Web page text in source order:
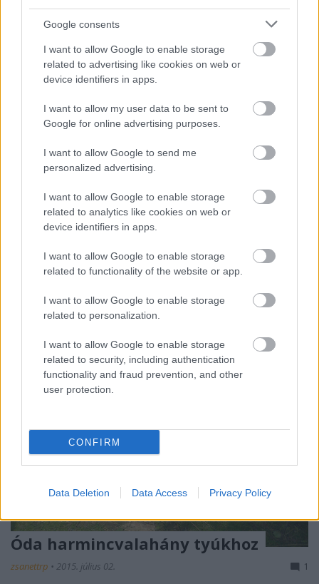
Google consents
I want to allow Google to enable storage
related to advertising like cookies on web or
device identifiers in apps.
I want to allow my user data to be sent to
Google for online advertising purposes.
I want to allow Google to send me
personalized advertising.
I want to allow Google to enable storage
related to analytics like cookies on web or
device identifiers in apps.
I want to allow Google to enable storage
related to functionality of the website or app.
I want to allow Google to enable storage
related to personalization.
I want to allow Google to enable storage
related to security, including authentication
functionality and fraud prevention, and other
user protection.
CONFIRM
Data Deletion Data Access Privacy Policy
Miska hazatér
vérző szívűek lapozzanak
zsanettrp 2015. július 04.
Miskát, aki 2014. június 30-án született Füzi első
borjaként, valamikor februárban vágtuk le. A
bőrét szerettem volna megőrizni (már ki is volt ...
Óda harmincvalahány tyúkhoz
zsanettrp • 2015. július 02. 1